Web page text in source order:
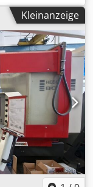
Typ:
Hersteller:
Dgex
Anzahl: 1
Los umfasst:
sowie
und
2022 als
sie bei der
zur
der
die Maschine
2024
Die Spindel
Kleinanzeige